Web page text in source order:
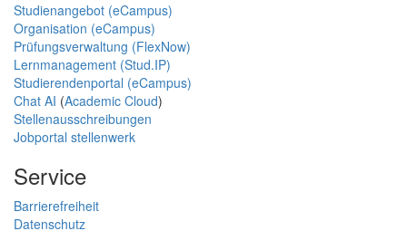
Studienangebot (eCampus)
Organisation (eCampus)
Prüfungsverwaltung (FlexNow)
Lernmanagement (Stud.IP)
Studierendenportal (eCampus)
Chat AI (Academic Cloud)
Stellenausschreibungen
Jobportal stellenwerk
Service
Barrierefreiheit
Datenschutz